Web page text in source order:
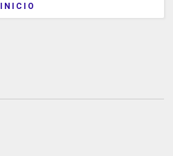
INICIO